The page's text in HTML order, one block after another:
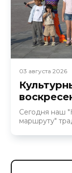
03 августа 2026
Сегодня наш
маршруту"